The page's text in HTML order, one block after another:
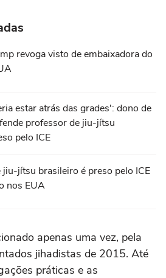
revoga visto de embaixadora do
estar atrás das grades': dono de
professor de jiu-jítsu
pelo ICE
jiu-jítsu brasileiro é preso pelo ICE
nos EUA
apenas uma vez, pela
jihadistas de 2015. Até
práticas e as